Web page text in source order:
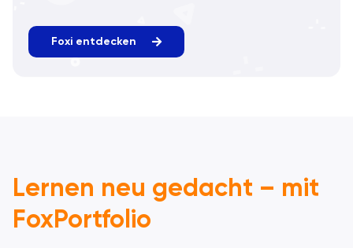
Foxi entdecken
Lernen neu gedacht – mit
FoxPortfolio